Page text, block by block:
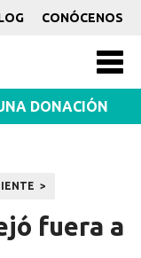
CONÓCENOS
DONACIÓN
fuera a